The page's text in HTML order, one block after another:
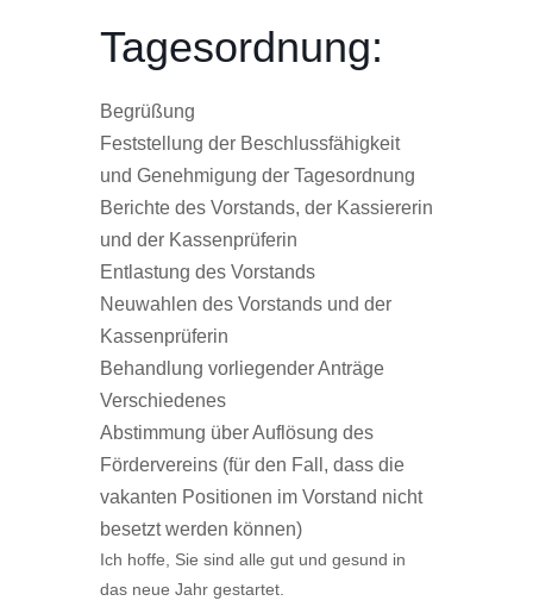
Tagesordnung:
Begrüßung
Feststellung der Beschlussfähigkeit
und Genehmigung der Tagesordnung
Berichte des Vorstands, der Kassiererin
und der Kassenprüferin
Entlastung des Vorstands
Neuwahlen des Vorstands und der
Kassenprüferin
Behandlung vorliegender Anträge
Verschiedenes
Abstimmung über Auflösung des
Fördervereins (für den Fall, dass die
vakanten Positionen im Vorstand nicht
besetzt werden können)
Ich hoffe, Sie sind alle gut und gesund in
das neue Jahr gestartet.